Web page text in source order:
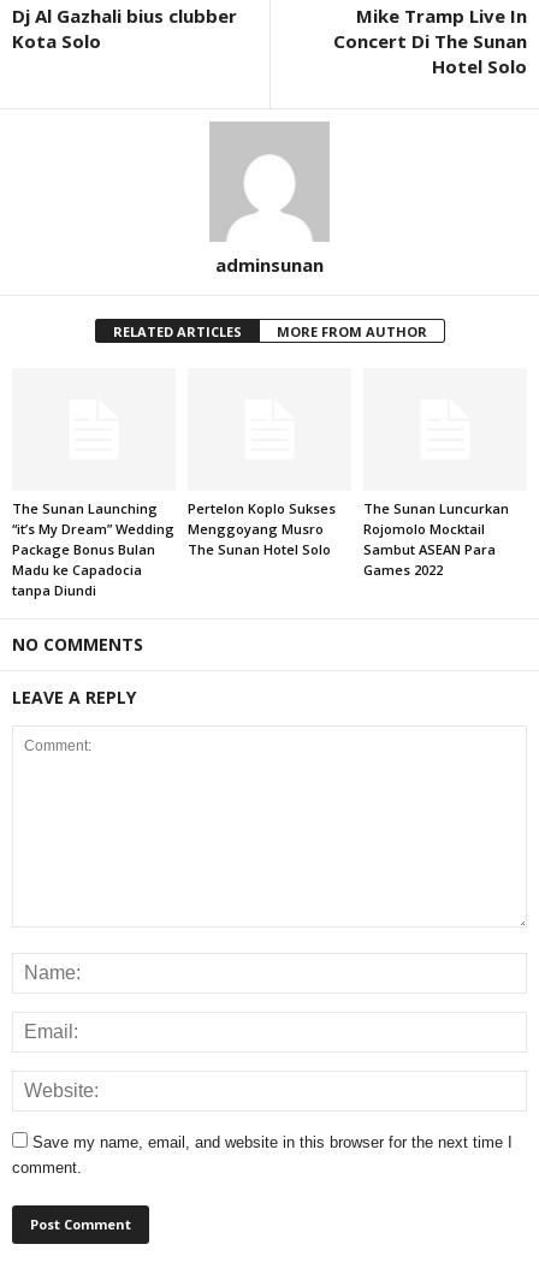
Dj Al Gazhali bius clubber
Kota Solo
Mike Tramp Live In
Concert Di The Sunan
Hotel Solo
adminsunan
RELATED ARTICLES MORE FROM AUTHOR
The Sunan Launching
“it’s My Dream” Wedding
Package Bonus Bulan
Madu ke Capadocia
tanpa Diundi
Pertelon Koplo Sukses
Menggoyang Musro
The Sunan Hotel Solo
The Sunan Luncurkan
Rojomolo Mocktail
Sambut ASEAN Para
Games 2022
NO COMMENTS
LEAVE A REPLY
Save my name, email, and website in this browser for the next time I
comment.